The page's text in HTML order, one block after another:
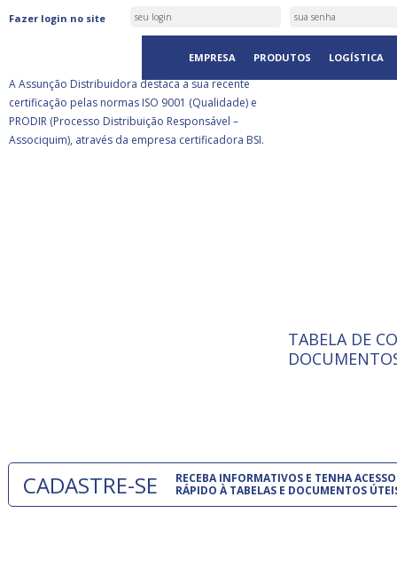
Fazer login no site
EMPRESA PRODUTOS LOGÍSTICA
ASSUNÇÃO DISTRIBUIDORA É
CERTIFICADA PELA BSI
A Assunção Distribuidora destaca a sua recente
certificação pelas normas ISO 9001 (Qualidade) e
PRODIR (Processo Distribuição Responsável –
Associquim), através da empresa certificadora BSI.
ISO 9001:
A
TABELA DE
CADASTRE-SE
RECEBA INFORMATIVOS E TENHA ACESSO
RÁPIDO À TABELAS E DOCUMENTOS